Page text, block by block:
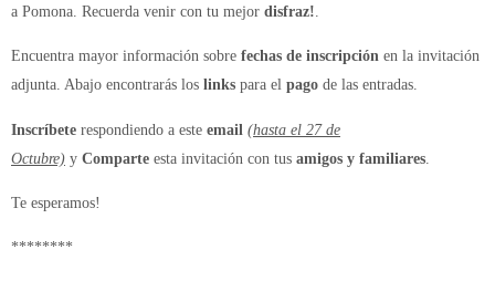
a Pomona. Recuerda venir con tu mejor disfraz!
Encuentra mayor información sobre fechas de inscripción en la invitación
adjunta. Abajo encontrarás los links para el pago de las entradas.
Inscríbete respondiendo a este email (hasta el 27 de
Octubre) y Comparte esta invitación con tus amigos y familiares
Te esperamos!
********